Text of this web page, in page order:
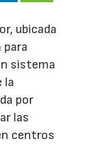
ubicada
para
sistema
la
por
las
centros